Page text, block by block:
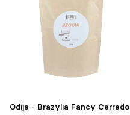
Odija - Brazylia Fancy Cerrado